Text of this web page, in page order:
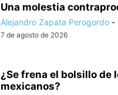
Una molestia
Alejandro Zapata Perogordo -
7 de agosto de 2026
¿Se frena el bolsillo de
mexicanos?